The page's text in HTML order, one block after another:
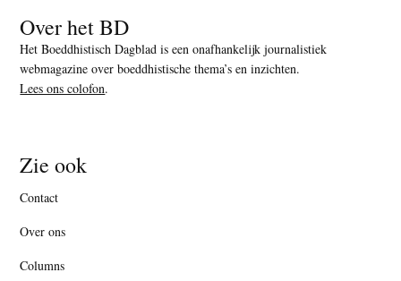
Over het BD
Het Boeddhistisch Dagblad is een onafhankelijk journalistiek
webmagazine over boeddhistische thema’s en inzichten.
Lees ons colofon.
Zie ook
Contact
Over ons
Columns